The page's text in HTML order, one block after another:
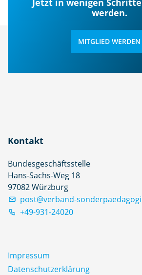
Jetzt in wenigen
werden.
MITGLIED WERDEN
Kontakt
Bundesgeschäftsstelle
Hans-Sachs-Weg 18
97082 Würzburg
post@verband-
+49-931-24020
Impressum
Datenschutz­erklärung